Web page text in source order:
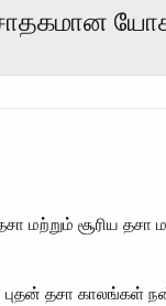
மற்றும் சூரிய
புதன் தசா